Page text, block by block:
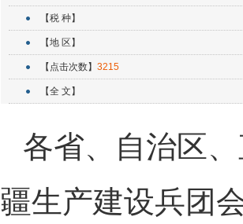
【税 种】
【地 区】
【点击次数】 3215
【全 文】
各省、自治区
疆生产建设兵团